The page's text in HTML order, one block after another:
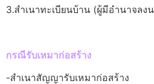
3.สำเนาทะเบียนบ้าน (ผู้มีอำนาจลง
กรณีรับเหมาก่อสร้าง
-สำเนาสัญญารับเหมาก่อสร้าง